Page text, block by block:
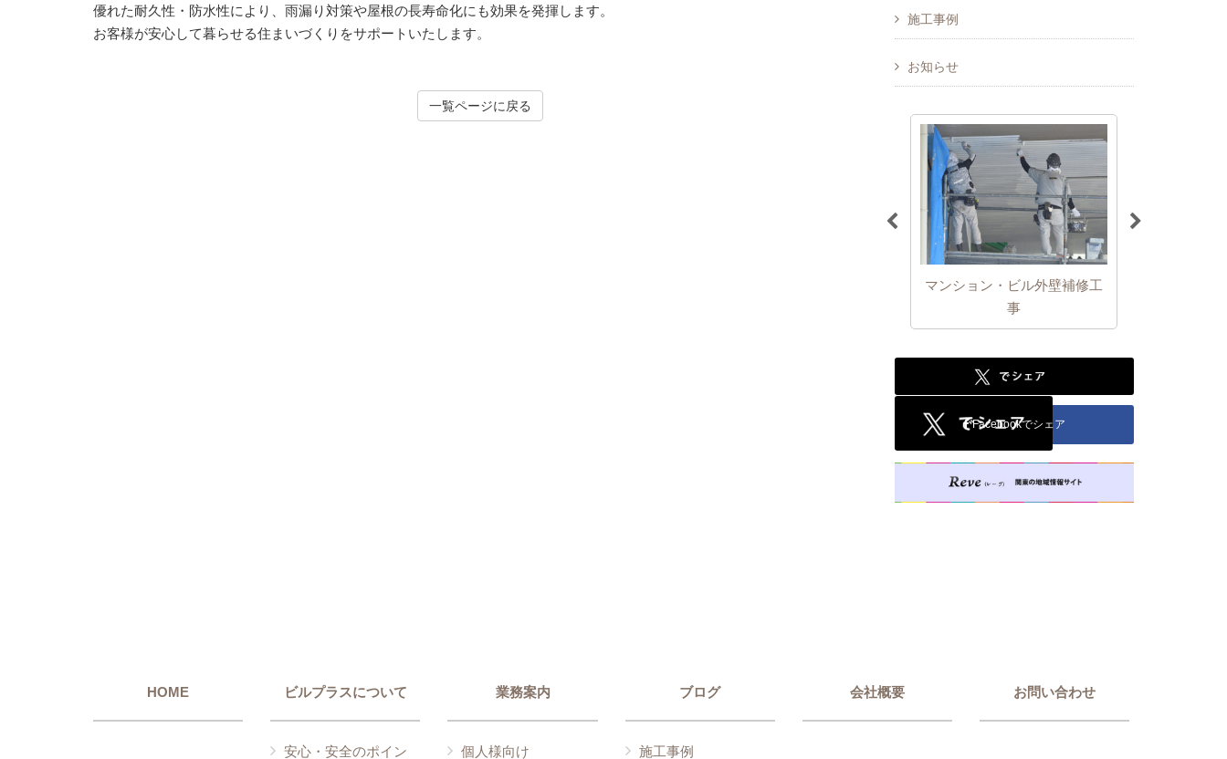
優れた耐久性・防水性により、雨漏り対策や屋根の長寿命化にも効果を発揮します。
お客様が安心して暮らせる住まいづくりをサポートいたします。
一覧ページに戻る
施工事例
お知らせ
マンション・ビル外壁補修工
事
Facebookでシェア
HOME ビルプラスについて
安心・安全のポイン
業務案内
個人様向け
ブログ
施工事例
会社概要 お問い合わせ